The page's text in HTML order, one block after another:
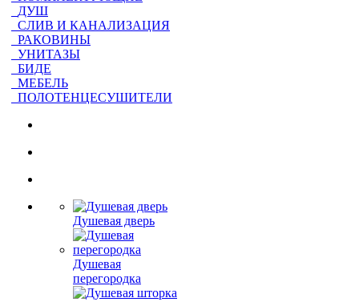
ДУШ
СЛИВ И КАНАЛИЗАЦИЯ
РАКОВИНЫ
УНИТАЗЫ
БИДЕ
МЕБЕЛЬ
ПОЛОТЕНЦЕСУШИТЕЛИ
Душевая дверь
Душевая
перегородка